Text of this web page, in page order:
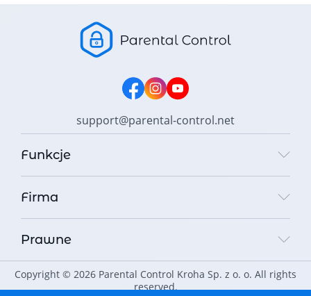
support@parental-control.net
Funkcje
Firma
Prawne
Copyright © 2026 Parental Control Kroha Sp. z o. o. All rights
reserved.